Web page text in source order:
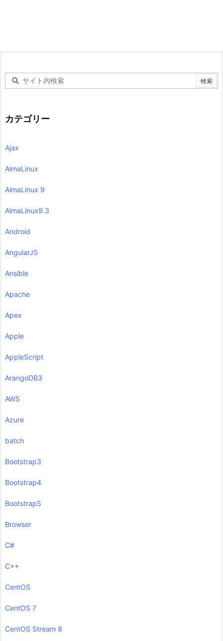
カテゴリー
Ajax
AlmaLinux
AlmaLinux 9
AlmaLinux9.3
Android
AngularJS
Ansible
Apache
Apex
Apple
AppleScript
ArangoDB3
AWS
Azure
batch
Bootstrap3
Bootstrap4
Bootstrap5
Browser
C#
C++
CentOS
CentOS 7
CentOS Stream 8